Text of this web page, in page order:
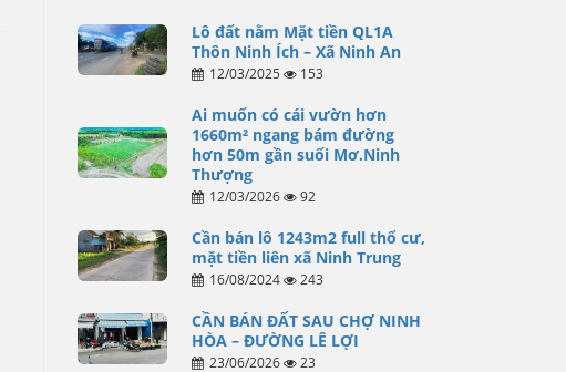
Lô đất nằm Mặt tiền QL1A
Thôn Ninh Ích – Xã Ninh An
12/03/2025 153
Ai muốn có cái vườn hơn
1660m² ngang bám đường
hơn 50m gần suối Mơ.Ninh
Thượng
12/03/2026 92
Cần bán lô 1243m2 full thổ cư,
mặt tiền liên xã Ninh Trung
16/08/2024 243
CẦN BÁN ĐẤT SAU CHỢ NINH
HÒA – ĐƯỜNG LÊ LỢI
23/06/2026 23